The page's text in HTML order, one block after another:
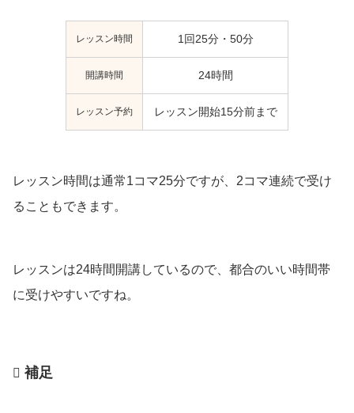
レッスン時間 1回25分・50分
開講時間 24時間
レッスン予約 レッスン開始15分前まで
レッスン時間は通常1コマ25分ですが、2コマ連続で受け
ることもできます。
レッスンは24時間開講しているので、都合のいい時間帯
に受けやすいですね。
補足